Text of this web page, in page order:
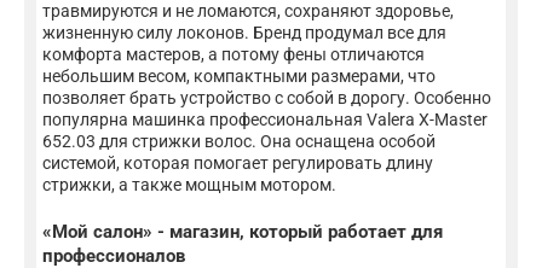
травмируются и не ломаются, сохраняют здоровье,
жизненную силу локонов. Бренд продумал все для
комфорта мастеров, а потому фены отличаются
небольшим весом, компактными размерами, что
позволяет брать устройство с собой в дорогу. Особенно
популярна машинка профессиональная Valera X-Master
652.03 для стрижки волос. Она оснащена особой
системой, которая помогает регулировать длину
стрижки, а также мощным мотором.
«Мой салон» - магазин, который работает для
профессионалов